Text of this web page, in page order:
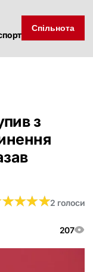
Спільнота
з
207
★★★★
★★★★2 голоси